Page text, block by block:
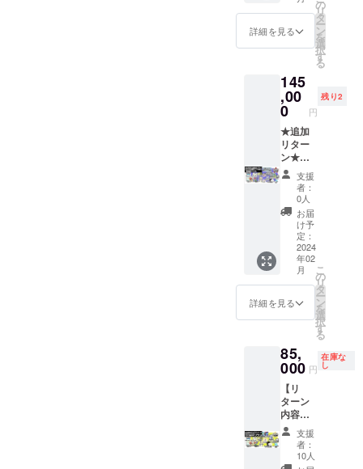
ク」
は、
「Stea
m版 DL
または
「ファ
イルス
トレー
ジから
ダウン
ロー
ド」の
どちら
かを選
択して
いただ
けま
す。 ※
クリア
ファイ
ルの詳
細は
「リ
ターン
のご紹
介」を
ご覧く
ださ
い。 ※T
シャツ
の詳細
は「リ
ターン
プラン
※「ゲー
体：DL
コー
「Ninte
ndo
Switch
用」ま
たは
「PC用
（Stea
m）」
のどち
らかを
選択し
ていた
だけま
す。
※PC版
からダ
ウン
ただけ
ます。
※「サウ
ンドト
ラッ
ク」
は、
「Stea
m版 DL
いたし
-----------
-----------
-----------
-------- ※
サンソ
フト会
員証の
詳細は
「リ
ターン
プラン
のご紹
介」を
ご覧く
ださ
い。
※「ゲー
ム本
体：DL
ド」
は、
Switch
用」ま
たは
「PC用
（Stea
m）」
のどち
らかを
選択し
内容】
①：
ゲーム
（ニッ
クネー
ム可）
入くだ
さい。
・日本
語表
記： ・
アル
ファ
ベット
表記：
日本語
表記／
アル
ファ
ベット
つは必
ずご記
入くだ
さい。
いずれ
か一方
を省略
された
場合、
クリア
ファイ
ル 3種
ピン
ズ 3種
セット
・オリ
ジナル
デザイ
ンTシャ
ツ ・お
礼メッ
セージ
【備考
欄にご
記入い
ただく
内容】
①：
ゲーム
内に表
クネー
ム可）
入くだ
さい。
・日本
語表
記： ・
アル
DLコー
ド x 1点
［一般
格：
1,100
円］ ・
サウン
ドト
ラック
［一般
販売予
定価
格：未
定］ ・
PC・ス
マホ用
壁紙 ・
クリア
ファイ
ル 3種
セット
・CF限
ズ 3種
セット
・オリ
ジナル
デザイ
ンTシャ
ツ ・お
礼メッ
セージ
ム内ク
レジッ
トにお
（中）
（※①）
・
「リッ
プルア
イラン
ド」ス
テッ
カー ・
ゲーム
本体：
DLコー
ド x 1点
［一般
販売予
定価
格：
1,100
円］ ・
ラック
［一般
販売予
定価
格：未
定］ ・
PC・ス
マホ用
壁紙 ・
は実
費） ・
開発ス
談会 ・
もりけ
ん先生
複製サ
イン入
り色紙
（小）
「マ
ドゥー
ラの
翼」 ・
複製原
画イラ
スト
キャン
バス
アート
・サン
ソフト
SUNSO
FTヒス
トリー
本『サ
ンソフ
ト クロ
ニク
ル』 ・
トート
詳細を見る
の
リ
タ
ー
ン
を
選
択
す
る
145
,00
0 円
残り2
★追加
リター
ン★
【リ
ターン
内容】
・江南
サンソ
フト開
発現場
見学
（旅費
は実
費） ・
開発ス
談会 ・
もりけ
ん先生
複製サ
イン入
り色紙
（小）
「東海
道五十
支援
者：
0人
お届
け予
定：
2024
年02
月
詳細を見る
こ
の
リ
タ
ー
ン
を
選
択
す
る
85,
000 円
在庫な
し
【リ
ターン
内容】
・
SUNSO
FTデザ
支援
者：
10人